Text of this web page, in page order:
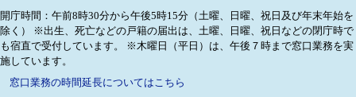
開庁時間：午前8時30分から午後5時15分（土曜、日曜、祝日及び年末年始を
除く）
※出生、死亡などの戸籍の届出は、土曜、日曜、祝日などの閉庁時で
も宿直で受付しています。
※木曜日（平日）は、午後７時まで窓口業務を実
施しています。
窓口業務の時間延長についてはこちら